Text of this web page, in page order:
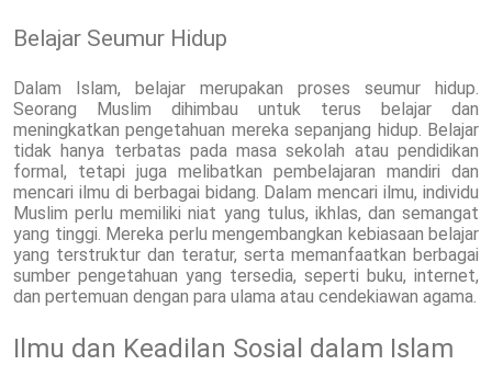
Belajar Seumur Hidup
Dalam Islam, belajar merupakan proses seumur hidup.
Seorang Muslim dihimbau untuk terus belajar dan
meningkatkan pengetahuan mereka sepanjang hidup. Belajar
tidak hanya terbatas pada masa sekolah atau pendidikan
formal, tetapi juga melibatkan pembelajaran mandiri dan
mencari ilmu di berbagai bidang. Dalam mencari ilmu, individu
Muslim perlu memiliki niat yang tulus, ikhlas, dan semangat
yang tinggi. Mereka perlu mengembangkan kebiasaan belajar
yang terstruktur dan teratur, serta memanfaatkan berbagai
sumber pengetahuan yang tersedia, seperti buku, internet,
dan pertemuan dengan para ulama atau cendekiawan agama.
Ilmu dan Keadilan Sosial dalam Islam